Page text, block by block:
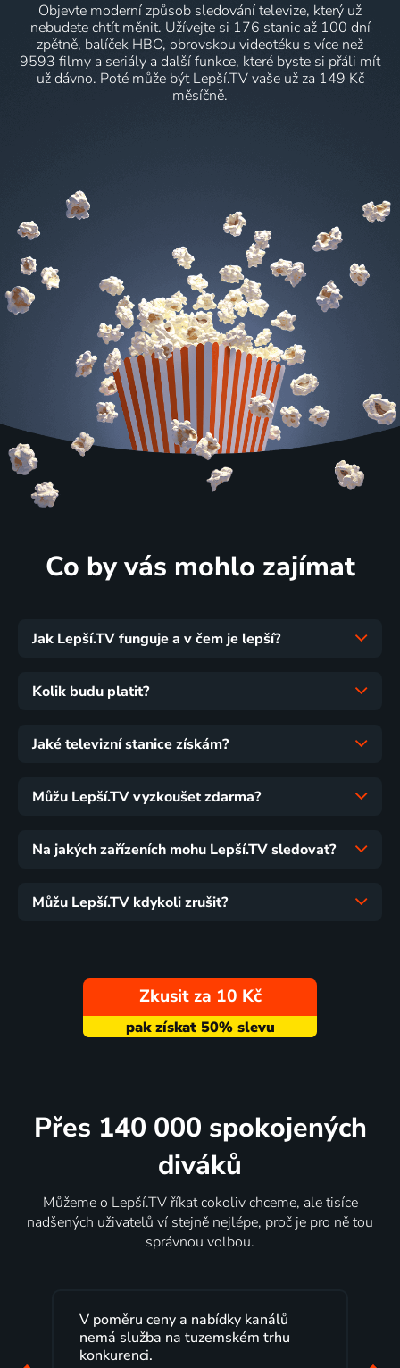
Objevte moderní způsob sledování televize, který už
nebudete chtít měnit. Užívejte si 176 stanic až 100 dní
zpětně, balíček HBO, obrovskou videotéku s více než
9593 filmy a seriály a další funkce, které byste si přáli mít
už dávno. Poté může být Lepší.TV vaše už za 149 Kč
měsíčně.
Co by vás mohlo zajímat
Jak Lepší.TV funguje a v čem je lepší?
Kolik budu platit?
Jaké televizní stanice získám?
Můžu Lepší.TV vyzkoušet zdarma?
Na jakých zařízeních mohu Lepší.TV sledovat?
Můžu Lepší.TV kdykoli zrušit?
Zkusit za 10 Kč
Přes 140 000 spokojených
diváků
Můžeme o Lepší.TV říkat cokoliv chceme, ale tisíce
nadšených uživatelů ví stejně nejlépe, proč je pro ně tou
správnou volbou.
Lepší.TV sleduji už několik let s
maximální spokojeností. Velký výběr
programů a nemuset běžet k TV na